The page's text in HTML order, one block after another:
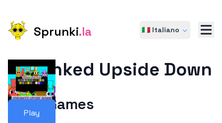
Sprunki.la 🇮🇹 Italiano
Play
Sprunked Upside Down
More Games